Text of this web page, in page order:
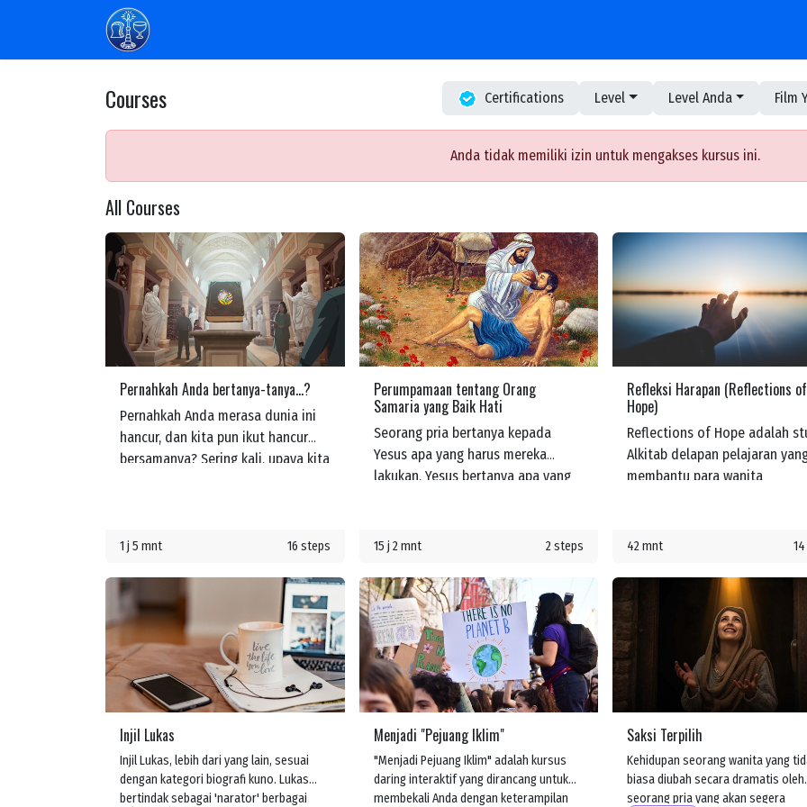
Courses Level Level Anda Film
Certifications
Anda tidak memiliki izin untuk mengakses kursus ini.
All Courses
Pernahkah Anda bertanya-tanya...?
Pernahkah Anda merasa dunia ini
hancur, dan kita pun ikut hancur
bersamanya? Sering kali, upaya kita
masalah. Namun, ada Kabar Baik:
membuat jalan bagi kita untuk
dipulihkan kembali ke dalam
kemuliaan.
1 j 5 mnt 16 steps
Perumpamaan tentang Orang
Samaria yang Baik Hati
Seorang pria bertanya kepada
Yesus apa yang harus mereka
lakukan. Yesus bertanya apa yang
Allahmu, dengan segenap hatimu
dengan segenap kekuatanmu dan
dengan segenap akal budimu, dan
kasihilah sesamamu manusia
seperti dirimu sendiri." Yesus
memberi tahu dia bahwa jika
mereka melakukan ini, mereka akan
memperoleh hidup. Namun
kemudian seseorang bertanya,
"Siapakah sesamaku manusia?"
15 j 2 mnt 2 steps
Refleksi Harapan (Reflections of
Hope)
Reflections of Hope adalah
Alkitab delapan pelajaran
membantu para wanita
Yesus bagi mereka. Mereka
mereka di setiap langkah
perjalanan hidup.
42 mnt
Injil Lukas
Injil Lukas, lebih dari yang lain, sesuai
dengan kategori biografi kuno. Lukas
bertindak sebagai 'narator' berbagai
Menjadi "Pejuang Iklim"
"Menjadi Pejuang Iklim" adalah kursus
daring interaktif yang dirancang untuk
membekali Anda dengan keterampilan
Saksi Terpilih
Kehidupan seorang wanita yang
biasa diubah secara dramatis oleh
seorang pria yang akan segera